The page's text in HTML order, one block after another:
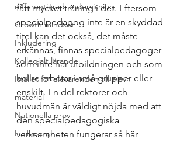
differentierad undervisning
Growth mindset
Inkludering
Kollegialt lärande
Istället för elevärenden till elevh
material
Nationella prov
Ledarskap
fått mycket träning i det. Eftersom
specialpedagog inte är en skyddad
titel kan det också, det måste
erkännas, finnas specialpedagoger
som inte har utbildningen och som
hellre arbetar i små grupper eller
enskilt. En del rektorer och
huvudmän är väldigt nöjda med att
den specialpedagogiska
verksamheten fungerar så här